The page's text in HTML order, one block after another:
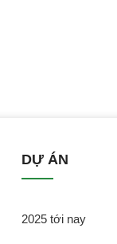
DỰ ÁN
2025 tới nay